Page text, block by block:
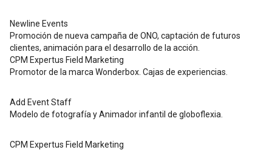
Newline Events
Promoción de nueva campaña de ONO, captación de futuros
clientes, animación para el desarrollo de la acción.
CPM Expertus Field Marketing
Promotor de la marca Wonderbox. Cajas de experiencias.
Add Event Staff
Modelo de fotografía y Animador infantil de globoflexia.
CPM Expertus Field Marketing